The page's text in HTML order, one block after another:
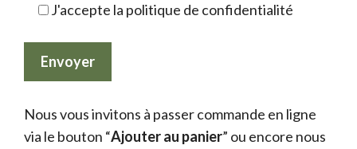
J'accepte la politique de confidentialité
Nous vous invitons à passer commande en ligne
via le bouton “Ajouter au panier” ou encore nous